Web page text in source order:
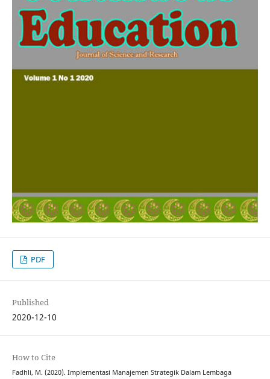
PDF
Published
2020-12-10
How to Cite
Fadhli, M. (2020). Implementasi Manajemen Strategik Dalam Lembaga